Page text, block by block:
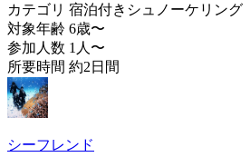
カテゴリ 宿泊付きシュノーケリング
対象年齢 6歳〜
参加人数 1人〜
所要時間 約2日間
シーフレンド